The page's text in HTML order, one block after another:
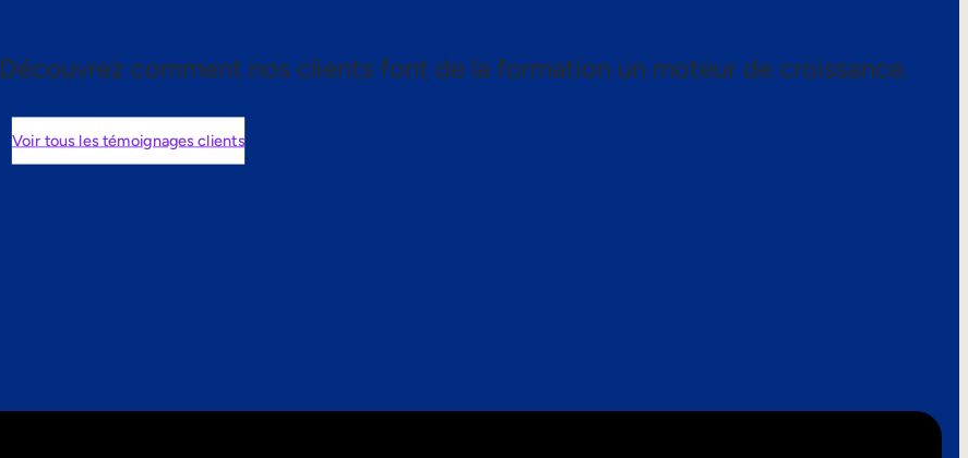
Découvrez comment nos clients font de la formation un moteur de croissance.
Voir tous les témoignages clients